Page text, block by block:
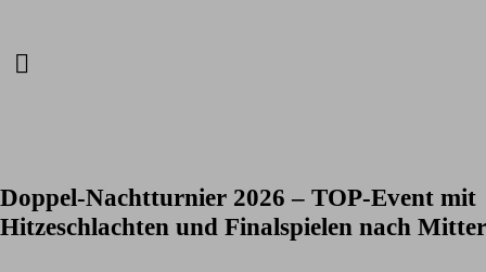
Doppel-Nachtturnier 2026 – TOP-Event mit
Hitzeschlachten und Finalspielen nach